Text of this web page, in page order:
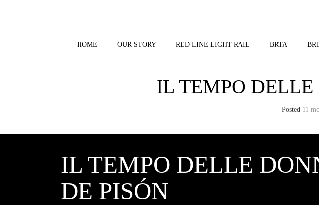
HOME OUR STORY RED LINE LIGHT RAIL BRTA
IL TEMPO DELLE
Posted 11
IL TEMPO DELLE
DE PISÓN